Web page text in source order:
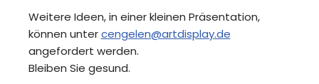
Weitere Ideen, in einer kleinen Präsentation,
können untercengelen@artdisplay.de
angefordert werden.
Bleiben Sie gesund.